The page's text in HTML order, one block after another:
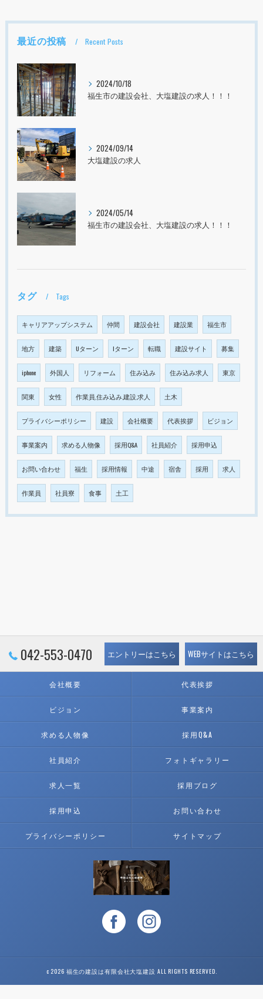
最近の投稿 Recent Posts
2024/10/18
福生市の建設会社、大塩建設の求人！！！
2024/09/14
大塩建設の求人
2024/05/14
福生市の建設会社、大塩建設の求人！！！
タグ Tags
キャリアアップシステム 仲間 建設会社 建設業 福生市
地方 建築 Uターン Iターン 転職 建設サイト 募集
iphone 外国人 リフォーム 住み込み 住み込み求人 東京
関東 女性 作業員,住み込み,建設,求人 土木
プライバシーポリシー 建設 会社概要 代表挨拶 ビジョン
事業案内 求める人物像 採用Q&A 社員紹介 採用申込
お問い合わせ 福生 採用情報 中途 宿舎 採用 求人
作業員 社員寮 食事 土工
042-553-0470 エントリーはこちら WEBサイトはこちら
会社概要 代表挨拶
ビジョン 事業案内
求める人物像 採用Q&A
社員紹介 フォトギャラリー
求人一覧 採用ブログ
採用申込 お問い合わせ
プライバシーポリシー サイトマップ
c 2026 福生の建設は有限会社大塩建設 ALL RIGHTS RESERVED.